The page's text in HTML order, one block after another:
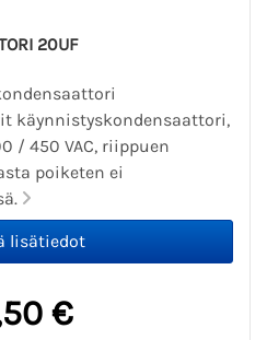
20UF
käynnistyskondensaattori,
/ 450 VAC, riippuen
poiketen ei
€